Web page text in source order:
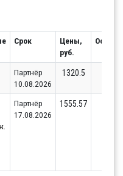
Срок
Цены,
руб.
Партнёр
10.08.2026
1320.5
Партнёр
17.08.2026
1555.57